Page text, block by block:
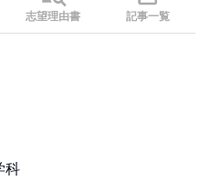
志望理由書 記事一覧
科